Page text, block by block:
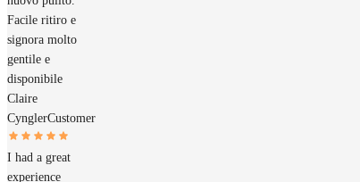
Facile ritiro e
signora molto
gentile e
disponibile
Claire
CynglerCustomer
I had a great
experience